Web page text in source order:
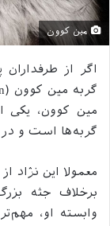
مین کوون
اگر از
مین کوون، یکی
گربه‌ها است و در
معمولا این نژاد
برخلاف جثه
وابسته او،